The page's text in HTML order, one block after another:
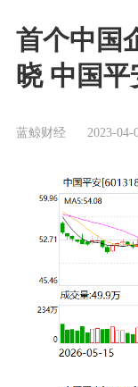
首个中国
晓 中国
蓝鲸财经 2023-04-